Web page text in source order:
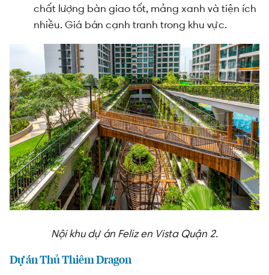
chất lượng bàn giao tốt, mảng xanh và tiện ích
nhiều. Giá bán cạnh tranh trong khu vực.
Nội khu dự án Feliz en Vista Quận 2.
Dự án Thủ Thiêm Dragon